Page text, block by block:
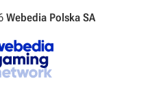
Webedia Polska SA